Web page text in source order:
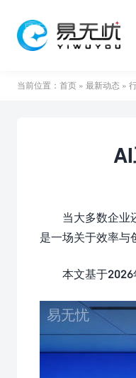
当前位置： 首页 » 最新动态 »
当大多数企业
是一场关于效率与
本文基于